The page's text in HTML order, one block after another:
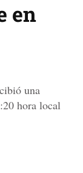
en
una
hora local